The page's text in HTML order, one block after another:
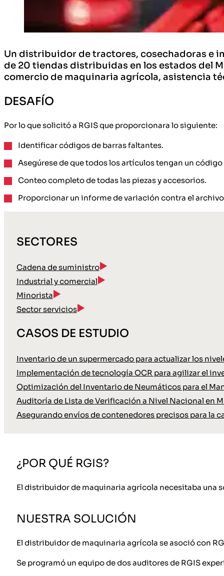
Un distribuidor de tractores, cosechadoras e
de 20 tiendas distribuidas en los estados del
comercio de maquinaria agrícola, asistencia
DESAFÍO
Por lo que solicitó a RGIS que proporcionara lo siguiente:
Identificar códigos de barras faltantes.
Asegúrese de que todos los artículos tengan un código
Conteo completo de todas las piezas y accesorios.
Proporcionar un informe de variación contra el
SECTORES
Cadena de suministro
Industrial y comercial
Minorista
Sector servicios
CASOS DE ESTUDIO
Inventario de un supermercado para actualizar los
Implementación de tecnología OCR para agilizar el
Optimización del Inventario de Neumáticos para el
Auditoría de Lista de Verificación a Nivel Nacional en
Asegurando envíos de contenedores precisos para la
¿POR QUÉ RGIS?
El distribuidor de maquinaria agrícola necesitaba una
NUESTRA SOLUCIÓN
El distribuidor de maquinaria agrícola se asoció con
Se programó un equipo de dos auditores de RGIS